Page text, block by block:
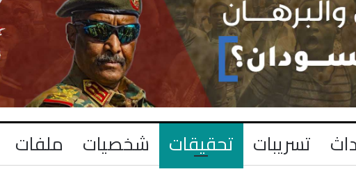
تسريبات تحقيقات شخصيات ملفات